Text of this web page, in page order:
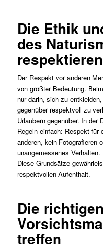
Die Ethik
des
respektieren
Der Respekt vor anderen
von größter Bedeutung.
nur darin, sich zu
gegenüber respektvoll zu
Urlaubern gegenüber. In der
Regeln einfach: Respekt für
anderen, kein Fotografieren
unangemessenes Verhalten.
Diese Grundsätze
respektvollen Aufenthalt.
Die richtigen
treffen